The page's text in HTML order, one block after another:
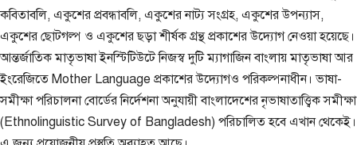
কবিতাবলি, একুশের প্রবন্ধাবলি, একুশের নাট্য সংগ্রহ, একুশের উপন্যাস,
একুশের ছোটগল্প ও একুশের ছড়া শীর্ষক গ্রন্থ প্রকাশের উদ্যোগ নেওয়া হয়েছে।
আন্তর্জাতিক মাতৃভাষা ইনস্টিটিউটে নিজস্ব দুটি ম্যাগাজিন বাংলায় মাতৃভাষা আর
ইংরেজিতে Mother Language প্রকাশের উদ্যোগও পরিকল্পনাধীন। ভাষা-
সমীক্ষা পরিচালনা বোর্ডের নির্দেশনা অনুযায়ী বাংলাদেশের নৃভাষাতাত্ত্বিক সমীক্ষা
(Ethnolinguistic Survey of Bangladesh) পরিচালিত হবে এখান থেকেই।